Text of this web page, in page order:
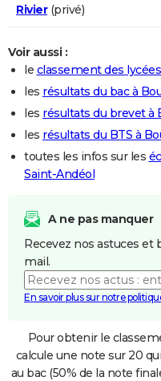
Rivier(privé)
Voir aussi :
le classement des
les résultats du bac à
les résultats du brevet à
les résultats du BTS à
toutes les infos sur les
Saint-Andéol
A ne pas manquer
Recevez nos astuces
mail.
En savoir plus sur notre
Pour obtenir le
calcule une note sur 20
au bac (50% de la note